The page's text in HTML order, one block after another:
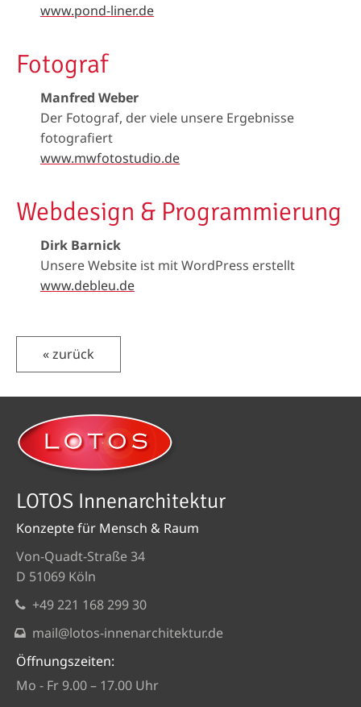
www.pond-liner.de
Fotograf
Manfred Weber
Der Fotograf, der viele unsere Ergebnisse
fotografiert
www.mwfotostudio.de
Webdesign & Programmierung
Dirk Barnick
Unsere Website ist mit WordPress erstellt
www.debleu.de
« zurück
LOTOS Innenarchitektur
Konzepte für Mensch & Raum
Von-Quadt-Straße 34
D 51069 Köln
+49 221 168 299 30
mail@lotos-innenarchitektur.de
Öffnungszeiten:
Mo - Fr 9.00 – 17.00 Uhr